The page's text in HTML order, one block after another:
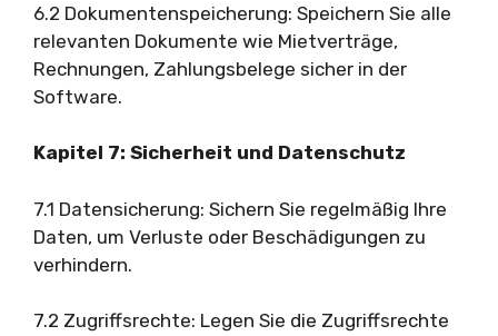
6.2 Dokumentenspeicherung: Speichern Sie alle
relevanten Dokumente wie Mietverträge,
Rechnungen, Zahlungsbelege sicher in der
Software.
Kapitel 7: Sicherheit und Datenschutz
7.1 Datensicherung: Sichern Sie regelmäßig Ihre
Daten, um Verluste oder Beschädigungen zu
verhindern.
7.2 Zugriffsrechte: Legen Sie die Zugriffsrechte